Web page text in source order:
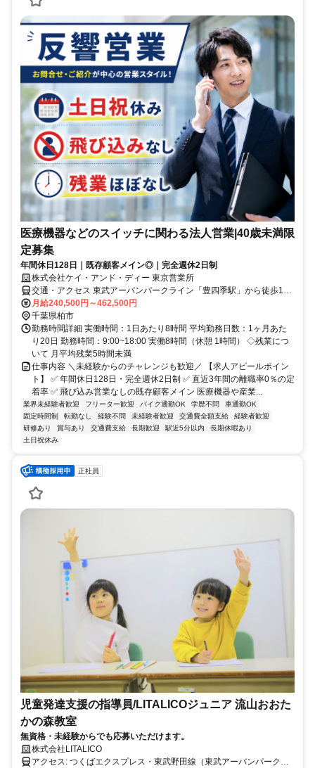
医療機器などのスイッチに関わる法人営業|40歳未満限
定募集
年間休日128日｜既存顧客メイン◎｜完全週休2日制
株式会社ケイ・アンド・ディー 東京営業所
交通・アクセス 東武アーバンパークライン「豊四季駅」から徒歩10
分
月給240,500円～462,500円
千葉県柏市
勤務時間詳細 実働時間：1日あたり8時間 平均勤務日数：1ヶ月あた
り20日 勤務時間：9:00~18:00 実働8時間（休憩 1時間） ◇残業につ
いて 月平均残業5時間未満
仕事内容 ＼未経験からのチャレンジも歓迎／ 【求人アピールポイン
ト】 ✅ 年間休日128日・完全週休2日制 ✅ 直近3年間の離職率0％の定
着率 ✅ 飛び込み営業なしの既存顧客メイン 医療機器や産業...
業界未経験者歓迎 フリーター歓迎 バイク通勤OK 学歴不問
車通勤OK
固定時間制
転勤なし 経験不問 未経験者歓迎 交通費全額支給
経験者歓迎
研修あり
賞与あり 交通費支給 長期歓迎 駅近5分以内
長期休暇あり
土日祝休み
正社員
児童発達支援の指導員/LITALICOジュニア 流山おおた
かの森教室
無資格・未経験からでも応募いただけます。
株式会社LITALICO
アクセス: つくばエクスプレス・東武野田線（東武アーバンパークラ